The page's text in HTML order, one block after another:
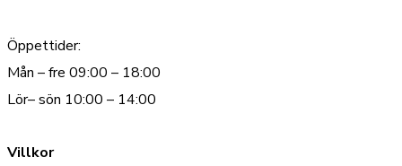
Öppettider:
Mån – fre 09:00 – 18:00
Lör– sön 10:00 – 14:00
Villkor